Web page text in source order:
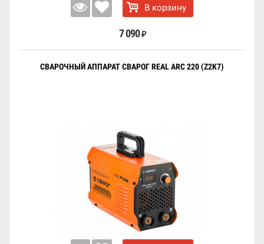
В корзину
7 090 ₽
СВАРОЧНЫЙ АППАРАТ СВАРОГ REAL ARC 220 (Z2K7)